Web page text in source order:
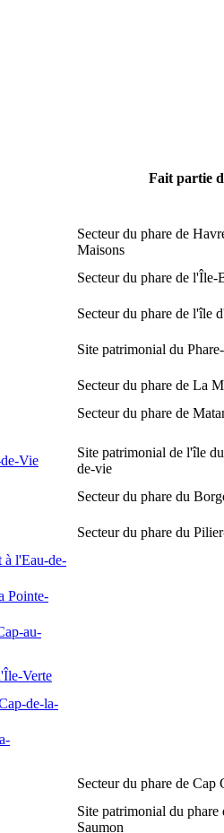
Fait partie
Secteur du phare de
Maisons
Secteur du phare de l'Île-
Secteur du phare de l'île
Site patrimonial du
Secteur du phare de La
Secteur du phare de
Vie
Site patrimonial de l'île
de-vie
Secteur du phare du
Secteur du phare du
à l'Eau-de-
Pointe-
au-
Verte
de-la-
Secteur du phare de Cap
Site patrimonial du phare
Saumon